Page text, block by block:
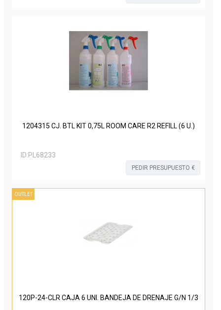
1204315 CJ. BTL KIT 0,75L ROOM CARE R2 REFILL (6 U.)
ID:PL68233
PEDIR PRESUPUESTO €
OUTLET
120P-24-CLR CAJA 6 UNI. BANDEJA DE DRENAJE G/N 1/3